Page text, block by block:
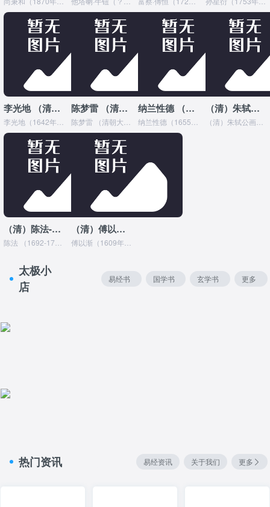
李光地 （清朝康熙年间大臣） 陈梦雷 （清朝大臣） 纳兰性德 （清朝词人） （清）朱轼介绍（清朝中期名臣）
（清）陈法-简介 （清）傅以渐介绍
傅以渐（1609年—1665年）， 字于磐，号星岩，山东省东昌府（今聊城市东昌府区）人，祖籍江西省吉安府（今吉安市）永丰县 ，清朝官员。 顺治三年（1646...
太极小
店
易经书
国学书
玄学书
更多
热门资讯 易经资讯 关于我们 更多